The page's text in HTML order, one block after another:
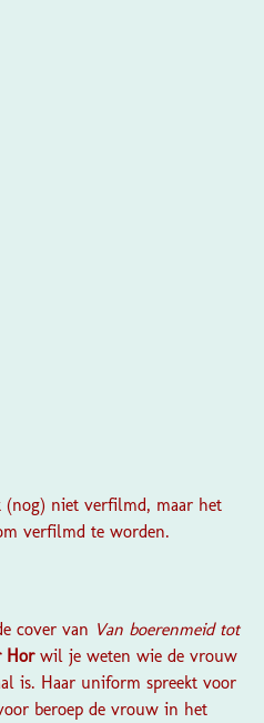
(nog) niet verfilmd, maar het
verfilmd te worden.
cover van Van boerenmeid tot
Hor wil je weten wie de vrouw
is. Haar uniform spreekt voor
beroep de vrouw in het